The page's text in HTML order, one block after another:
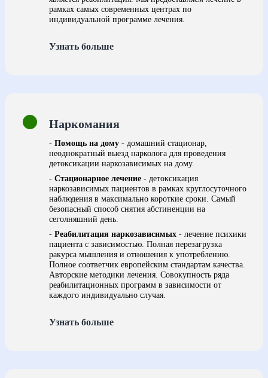
рамках самых современных центрах по
индивидуальной программе лечения.
Узнать больше
Наркомания
- Помощь на дому - домашний стационар,
неоднократный выезд нарколога для проведения
детоксикации наркозависимых на дому.
- Стационарное лечение - детоксикация
наркозависимых пациентов в рамках круглосуточного
наблюдения в максимально короткие сроки. Самый
безопасный способ снятия абстиненции на
сеголняшний день.
- Реабилитация наркозависимых - лечение психики
пациента с зависимостью. Полная перезагрузка
ракурса мышления и отношения к употреблению.
Полное соответчик европейским стандартам качества.
Авторские методики лечения. Совокупность ряда
реабилитационных программ в зависимости от
каждого индивидуально случая.
Узнать больше